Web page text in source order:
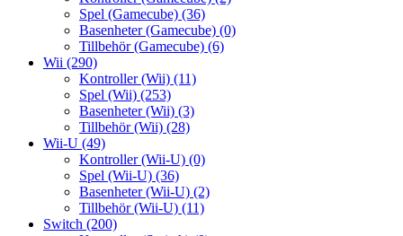
Spel (Gamecube) (36)
Basenheter (Gamecube) (0)
Tillbehör (Gamecube) (6)
Wii (290)
Kontroller (Wii) (11)
Spel (Wii) (253)
Basenheter (Wii) (3)
Tillbehör (Wii) (28)
Wii-U (49)
Kontroller (Wii-U) (0)
Spel (Wii-U) (36)
Basenheter (Wii-U) (2)
Tillbehör (Wii-U) (11)
Switch (200)